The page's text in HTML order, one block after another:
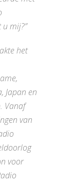
mij?”
het
Japan en
Vanaf
van
voor